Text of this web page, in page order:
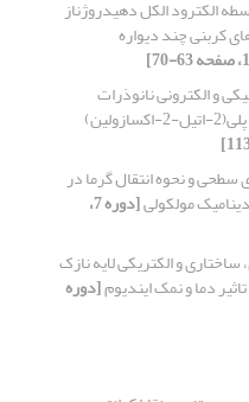
الکترود الکل دهیدروژناز
کربنی چند دیواره
و الکترونی نانوذرات
سطحی و نحوه انتقال گرما در
مولکولی [دوره 7،
و الکتریکی لایه نازک
[دوره